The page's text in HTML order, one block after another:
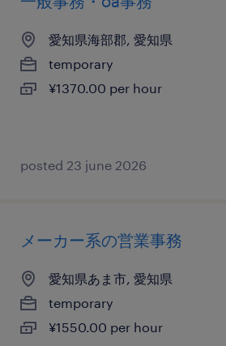
愛知県海部郡, 愛知県
temporary
¥1370.00 per hour
posted 23 june 2026
メーカー系の営業事務
愛知県あま市, 愛知県
temporary
¥1550.00 per hour